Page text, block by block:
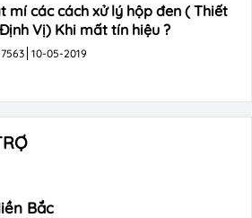
mí các cách xử lý hộp đen ( Thiết
Vị) Khi mất tín hiệu ?
10-05-2019
Bắc